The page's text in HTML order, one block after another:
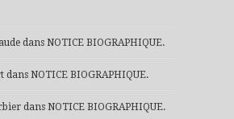
dans NOTICE BIOGRAPHIQUE.
dans NOTICE BIOGRAPHIQUE.
dans NOTICE BIOGRAPHIQUE.